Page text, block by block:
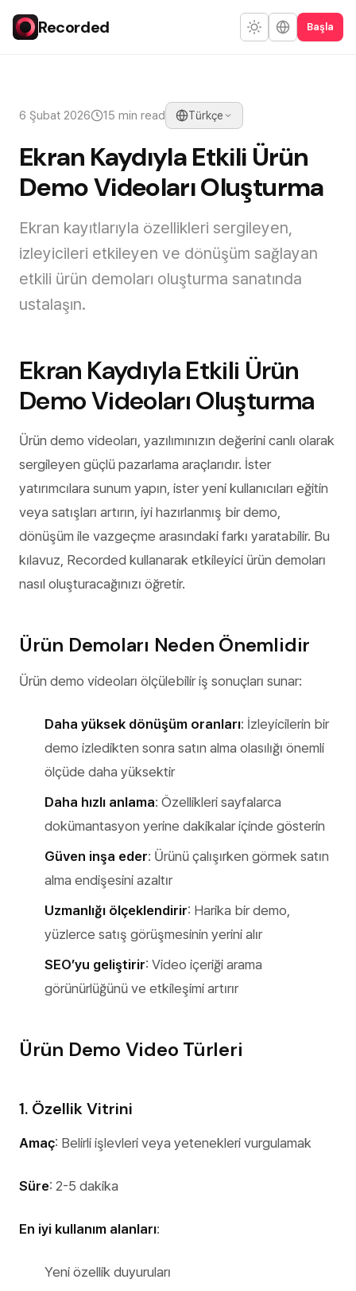
Recorded Başla
6 Şubat 2026 15 min read Türkçe
Ekran Kaydıyla Etkili Ürün
Demo Videoları Oluşturma
Ekran kayıtlarıyla özellikleri sergileyen,
izleyicileri etkileyen ve dönüşüm sağlayan
etkili ürün demoları oluşturma sanatında
ustalaşın.
Ekran Kaydıyla Etkili Ürün
Demo Videoları Oluşturma
Ürün demo videoları, yazılımınızın değerini canlı olarak
sergileyen güçlü pazarlama araçlarıdır. İster
yatırımcılara sunum yapın, ister yeni kullanıcıları eğitin
veya satışları artırın, iyi hazırlanmış bir demo,
dönüşüm ile vazgeçme arasındaki farkı yaratabilir. Bu
kılavuz, Recorded kullanarak etkileyici ürün demoları
nasıl oluşturacağınızı öğretir.
Ürün Demoları Neden Önemlidir
Ürün demo videoları ölçülebilir iş sonuçları sunar:
Daha yüksek dönüşüm oranları: İzleyicilerin bir
demo izledikten sonra satın alma olasılığı önemli
ölçüde daha yüksektir
Daha hızlı anlama: Özellikleri sayfalarca
dokümantasyon yerine dakikalar içinde gösterin
Güven inşa eder: Ürünü çalışırken görmek satın
alma endişesini azaltır
Uzmanlığı ölçeklendirir: Harika bir demo,
yüzlerce satış görüşmesinin yerini alır
SEO’yu geliştirir: Video içeriği arama
görünürlüğünü ve etkileşimi artırır
Ürün Demo Video Türleri
1. Özellik Vitrini
Amaç: Belirli işlevleri veya yetenekleri vurgulamak
Süre: 2-5 dakika
En iyi kullanım alanları:
Yeni özellik duyuruları